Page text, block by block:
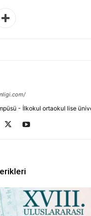
- İlkokul ortaokul lise